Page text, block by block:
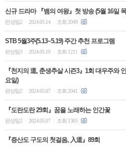
신규 드라마 『뱀의 여왕』첫 방송 (5월 16일
편성팀2 2024.05.14 조회 2049
STB 5월3주(5.13~5.19) 주간 추천 프로그램
편성팀3 2024.05.10 조회 1211
『천지의 道, 춘생추살 시즌3』1회 대우주와
요일)
편성팀2 2024.05.07 조회 2041
『도란도란 29회』꿈을 노래하는 인간꽃
편성팀2 2024.05.07 조회 1365
『증산도 구도의 첫걸음, 入道』89회